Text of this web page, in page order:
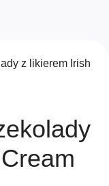
z likierem Irish